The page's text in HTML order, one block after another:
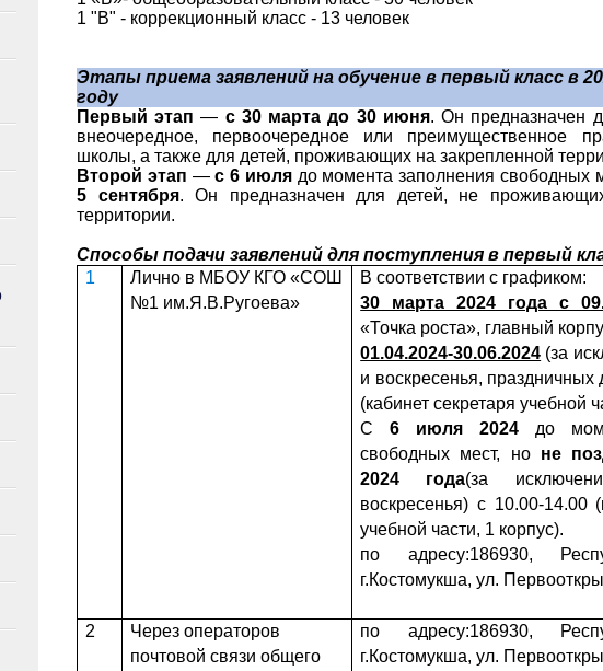
1 "В" - коррекционный класс - 13 человек
Этапы приема заявлений на обучение в первый класс в
году
Первый этап — с 30 марта до 30 июня. Он предназначен
внеочередное, первоочередное или преимущественное
школы, а также для детей, проживающих на закрепленной
Второй этап —с 6 июлядо момента заполнения свободных
5 сентября. Он предназначен для детей, не
территории.
Способы подачи заявлений для поступления в первый
1
Лично в МБОУ КГО «СОШ
№1 им.Я.В.Ругоева»
В соответствии с графиком:
30 марта 2024 года с
«Точка роста», главный
01.04.2024-30.06.2024 (за
и воскресенья, праздничных
(кабинет секретаря учебной
С6 июля 2024 до
свободных мест, но не
2024 года(за
воскресенья) с 10.00-14.00
учебной части, 1 корпус).
по адресу:186930,
г.Костомукша, ул.
2
Через операторов
почтовой связи общего
по адресу:186930,
г.Костомукша, ул.